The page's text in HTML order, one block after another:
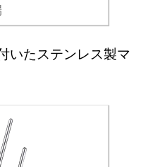
いたステンレス製マ